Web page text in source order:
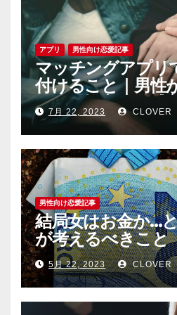
アプリ 男性向け恋愛記事
マッチングアプリ
付けること｜男性
ちな恐怖心と警戒心
7月 22, 2023 CLOVER
男性向け恋愛記事
結局女はお金か…
が考えるべきこと
5月 22, 2023 CLOVER